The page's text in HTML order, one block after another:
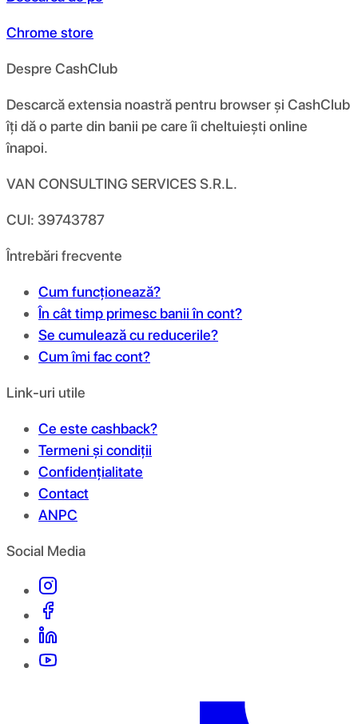
Chrome store
Despre CashClub
Descarcă extensia noastră pentru browser și CashClub
îți dă o parte din banii pe care îi cheltuiești online
înapoi.
VAN CONSULTING SERVICES S.R.L.
CUI: 39743787
Întrebări frecvente
Cum funcționează?
În cât timp primesc banii în cont?
Se cumulează cu reducerile?
Cum îmi fac cont?
Link-uri utile
Ce este cashback?
Termeni și condiții
Confidențialitate
Contact
ANPC
Social Media